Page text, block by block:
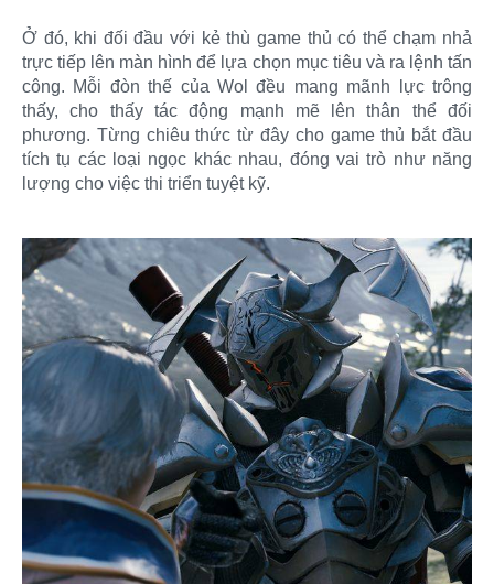
Ở đó, khi đối đầu với kẻ thù game thủ có thể chạm nhả
trực tiếp lên màn hình để lựa chọn mục tiêu và ra lệnh tấn
công. Mỗi đòn thế của Wol đều mang mãnh lực trông
thấy, cho thấy tác động mạnh mẽ lên thân thể đối
phương. Từng chiêu thức từ đây cho game thủ bắt đầu
tích tụ các loại ngọc khác nhau, đóng vai trò như năng
lượng cho việc thi triển tuyệt kỹ.